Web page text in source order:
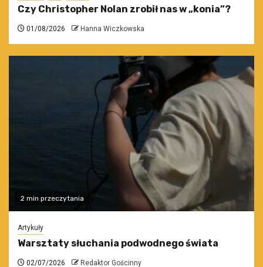
Czy Christopher Nolan zrobił nas w „konia”?
01/08/2026 Hanna Wiczkowska
2 min przeczytania
Artykuły
Warsztaty słuchania podwodnego świata
02/07/2026 Redaktor Gościnny